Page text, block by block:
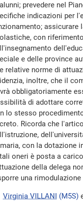
prevedere nel
indicazioni per
con
e delle province
relative norme di
inoltre, che il
obbligatoriamente
di adottare
lo stesso
Ricorda che
con la dotazione
oneri è posta a
della delega
una
Virginia VILLANI (M5S)